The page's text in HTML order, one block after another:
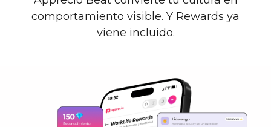
comportamiento visible. Y Rewards ya
viene incluido.